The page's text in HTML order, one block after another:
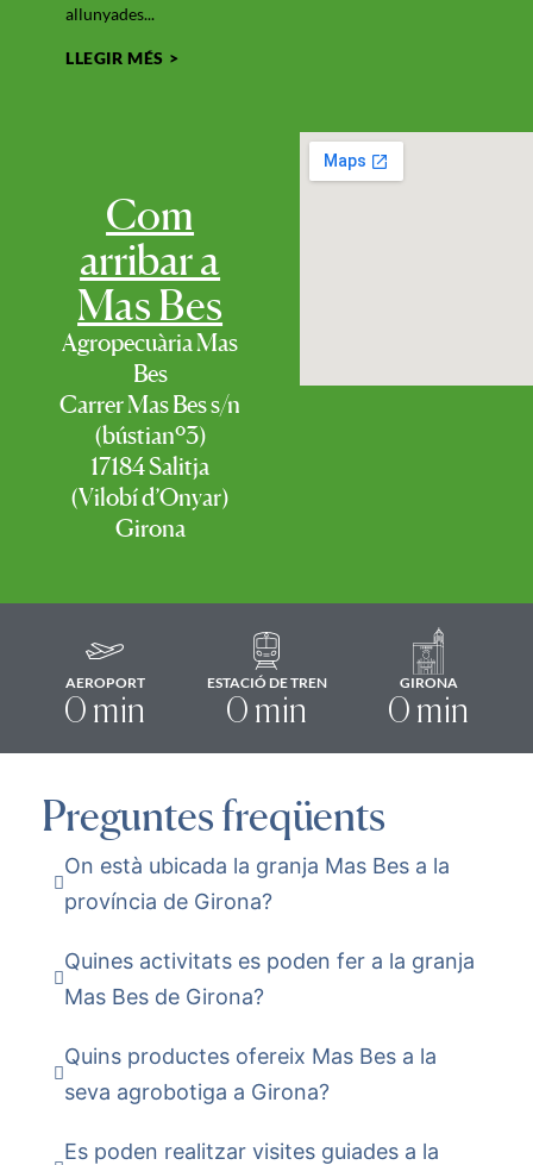
allunyades...
LLEGIR MÉS >
Com
arribar a
Mas Bes
Agropecuària Mas
Bes
Carrer Mas Bes s/n
(bústianº3)
17184 Salitja
(Vilobí d’Onyar)
Girona
AEROPORT
0 min
ESTACIÓ DE TREN
0 min
GIRONA
0 min
Preguntes freqüents
On està ubicada la granja Mas Bes a la
província de Girona?
Quines activitats es poden fer a la granja
Mas Bes de Girona?
Quins productes ofereix Mas Bes a la
seva agrobotiga a Girona?
Es poden realitzar visites guiades a la